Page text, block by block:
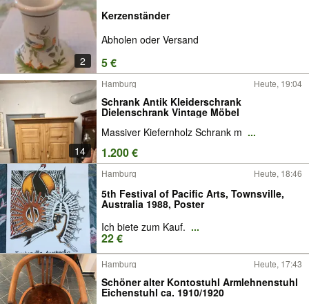
2
Kerzenständer
Abholen oder Versand
5 €
14
Hamburg Heute, 19:04
Schrank Antik Kleiderschrank
Dielenschrank Vintage Möbel
Massiver Kiefernholz Schrank m ...
1.200 €
Hamburg Heute, 18:46
5th Festival of Pacific Arts, Townsville,
Australia 1988, Poster
Ich biete zum Kauf. ...
22 €
Hamburg Heute, 17:43
Schöner alter Kontostuhl Armlehnenstuhl
Eichenstuhl ca. 1910/1920